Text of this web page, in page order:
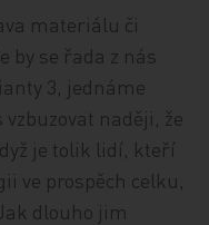
materiálu či
by se řada z nás
3, jednáme
naději, že
je tolik lidí, kteří
ve prospěch celku,
dlouho jim